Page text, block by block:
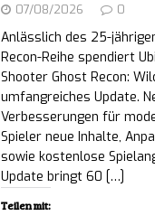
07/08/2026 0
Anlässlich des 25-
Recon-Reihe spendiert
Shooter Ghost Recon:
umfangreiches Update.
Verbesserungen für
Spieler neue Inhalte,
sowie kostenlose
Update bringt 60 […]
Teilen mit: